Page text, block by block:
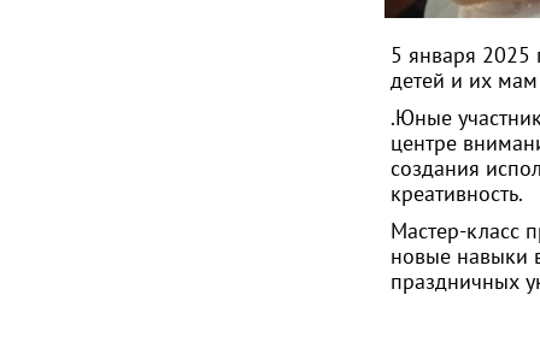
5 января 2025
детей и их
.Юные
центре
создания
креативность.
Мастер-класс
новые навыки
праздничных